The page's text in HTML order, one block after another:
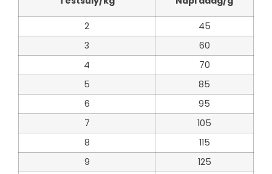
2
45
3
60
4
70
5
85
6
95
7
105
8
115
9
125